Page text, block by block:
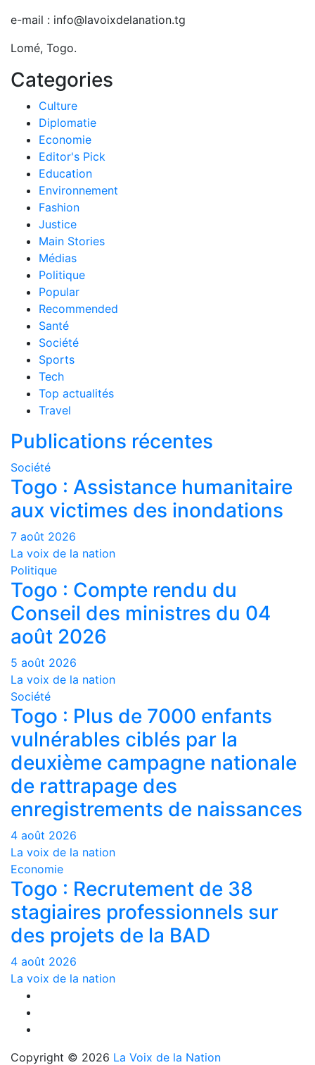
e-mail : info@lavoixdelanation.tg
Lomé, Togo.
Categories
Culture
Diplomatie
Economie
Editor's Pick
Education
Environnement
Fashion
Justice
Main Stories
Médias
Politique
Popular
Recommended
Santé
Société
Sports
Tech
Top actualités
Travel
Publications récentes
Société
Togo : Assistance humanitaire
aux victimes des inondations
7 août 2026
La voix de la nation
Politique
Togo : Compte rendu du
Conseil des ministres du 04
août 2026
5 août 2026
La voix de la nation
Société
Togo : Plus de 7000 enfants
vulnérables ciblés par la
deuxième campagne nationale
de rattrapage des
enregistrements de naissances
4 août 2026
La voix de la nation
Economie
Togo : Recrutement de 38
stagiaires professionnels sur
des projets de la BAD
4 août 2026
La voix de la nation
Copyright © 2026 La Voix de la Nation